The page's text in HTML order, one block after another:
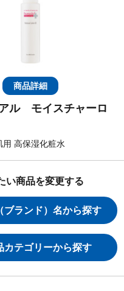
商品詳細
ル モイスチャーロ
高保湿化粧水
い商品を変更する
ブランド）名から探す
カテゴリーから探す